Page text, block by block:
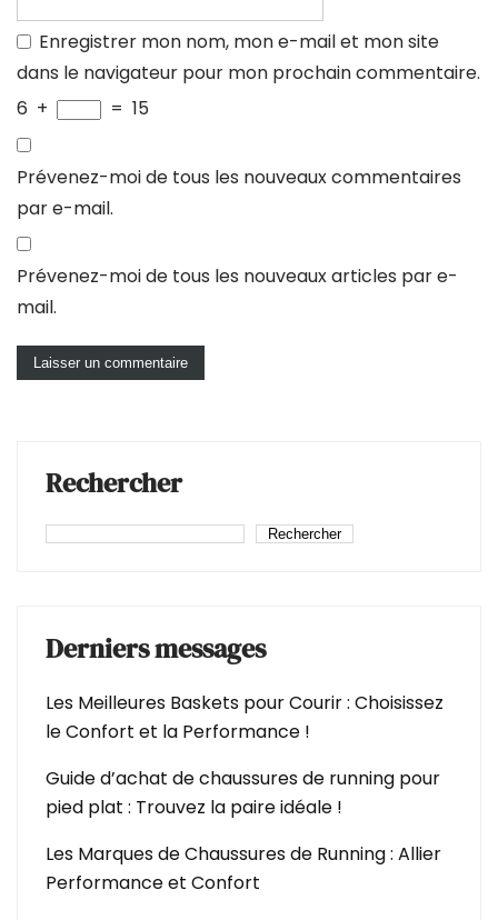
Enregistrer mon nom, mon e-mail et mon site
dans le navigateur pour mon prochain commentaire.
6 + = 15
Prévenez-moi de tous les nouveaux commentaires
par e-mail.
Prévenez-moi de tous les nouveaux articles par e-
mail.
Rechercher
Rechercher
Derniers messages
Les Meilleures Baskets pour Courir : Choisissez
le Confort et la Performance !
Guide d’achat de chaussures de running pour
pied plat : Trouvez la paire idéale !
Les Marques de Chaussures de Running : Allier
Performance et Confort